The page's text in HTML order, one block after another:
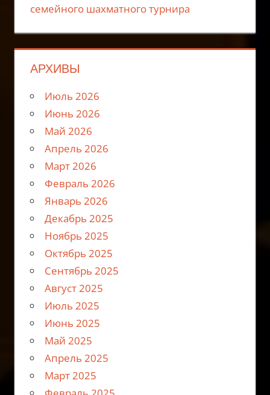
семейного шахматного турнира
АРХИВЫ
Июль 2026
Июнь 2026
Май 2026
Апрель 2026
Март 2026
Февраль 2026
Январь 2026
Декабрь 2025
Ноябрь 2025
Октябрь 2025
Сентябрь 2025
Август 2025
Июль 2025
Июнь 2025
Май 2025
Апрель 2025
Март 2025